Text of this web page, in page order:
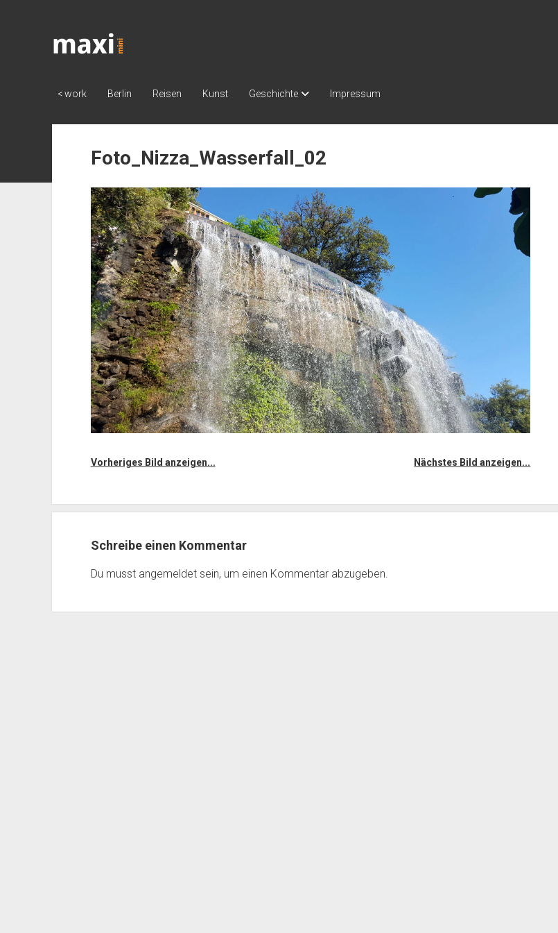
Maximini
< work Berlin Reisen Kunst Geschichte Impressum
Foto_Nizza_Wasserfall_02
Vorheriges Bild anzeigen... Nächstes Bild anzeigen...
Schreibe einen Kommentar
Du musst angemeldetsein, um einen Kommentar abzugeben.